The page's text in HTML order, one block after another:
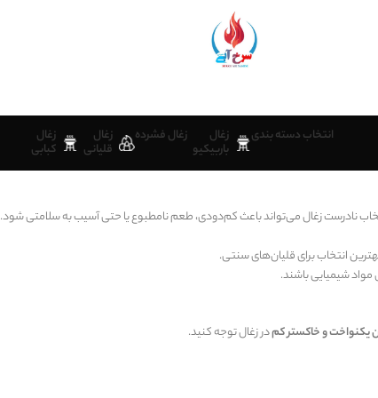
انتخاب دسته بندی زغال
باربیکیو
زغال فشرده زغال
قلیانی
زغال
کبابی
نادرست زغال می‌تواند باعث کم‌دودی، طعم نامطبوع یا حتی آسیب به سلامتی شود.
انتخاب برای قلیان‌های سنتی.
شیمیایی باشند.
یکنواخت و خاکستر کمدر زغال توجه کنید.